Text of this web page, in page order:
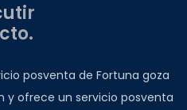
posventa de Fortuna goza
y ofrece un servicio posventa